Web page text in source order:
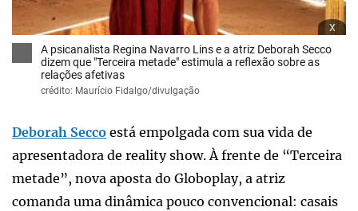
x
A psicanalista Regina Navarro Lins e a atriz Deborah Secco
dizem que "Terceira metade" estimula a reflexão sobre as
relações afetivas
crédito: Maurício Fidalgo/divulgação
Deborah Secco está empolgada com sua vida de
apresentadora de reality show. À frente de “Terceira
metade”, nova aposta do Globoplay, a atriz
comanda uma dinâmica pouco convencional: casais